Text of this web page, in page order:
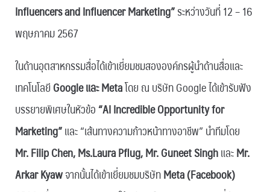
Influencers and Influencer Marketing”ระหว่างวันที่ 12 – 16
พฤษภาคม 2567
ในด้านอุตสาหกรรมสื่อได้เข้าเยี่ยมชมสององค์กรผู้นำด้านสื่อและ
เทคโนโลยีGoogle และ Metaโดย ณ บริษัท Google ได้เข้ารับฟัง
บรรยายพิเศษในหัวข้อ“AI Incredible Opportunity for
Marketing”และ “เส้นทางความก้าวหน้าทางอาชีพ” นำทีมโดย
Mr. Filip Chen, Ms.Laura Pflug, Mr. Guneet SinghและMr.
Arkar Kyawจากนั้นได้เข้าเยี่ยมชมบริษัทMeta (Facebook)